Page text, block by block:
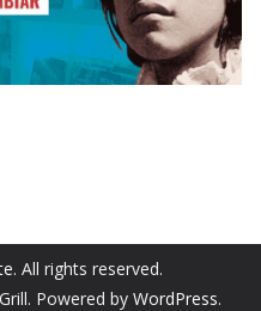
. All rights reserved.
Powered by WordPress.